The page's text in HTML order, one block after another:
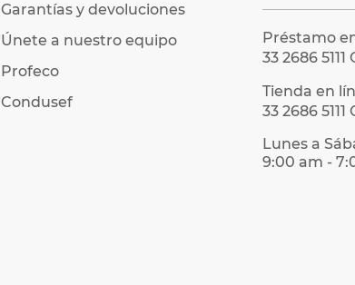
Garantías y devoluciones
Únete a nuestro equipo
Profeco
Condusef
Préstamo
33 2686 5111
Tienda en
33 2686 5111
Lunes a
9:00 am -